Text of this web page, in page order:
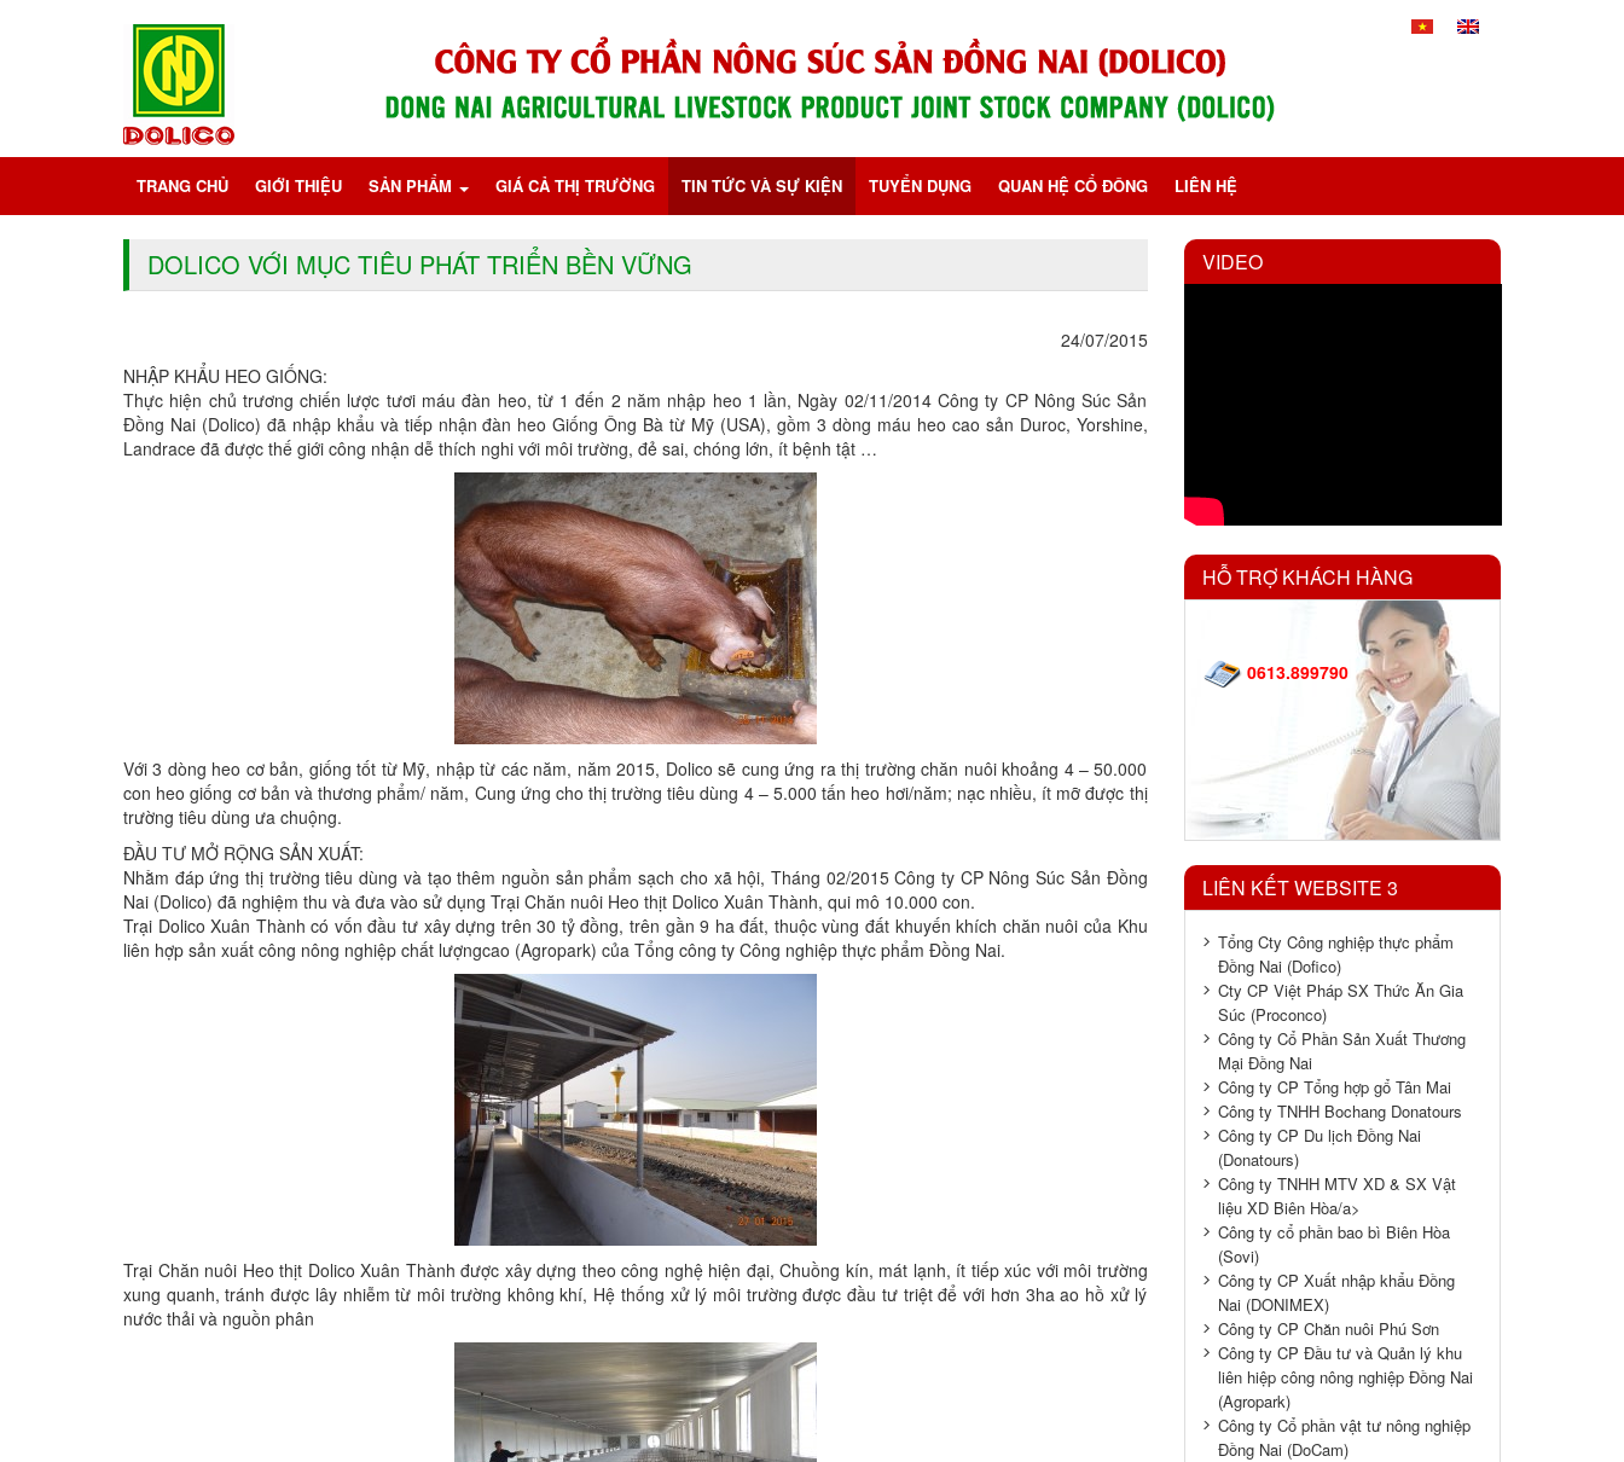
TRANG CHỦ GIỚI THIỆU SẢN PHẨM GIÁ CẢ THỊ TRƯỜNG TIN TỨC VÀ SỰ KIỆN TUYỂN DỤNG QUAN HỆ CỔ ĐÔNG LIÊN HỆ
DOLICO VỚI MỤC TIÊU PHÁT TRIỂN BỀN VỮNG
24/07/2015
NHẬP KHẨU HEO GIỐNG:
Thực hiện chủ trương chiến lược tươi máu đàn heo, từ 1 đến 2 năm nhập heo 1 lần, Ngày 02/11/2014 Công ty CP Nông Súc Sản
Đồng Nai (Dolico) đã nhập khẩu và tiếp nhận đàn heo Giống Ông Bà từ Mỹ (USA), gồm 3 dòng máu heo cao sản Duroc, Yorshine,
Landrace đã được thế giới công nhận dễ thích nghi với môi trường, đẻ sai, chóng lớn, ít bệnh tật …
Với 3 dòng heo cơ bản, giống tốt từ Mỹ, nhập từ các năm, năm 2015, Dolico sẽ cung ứng ra thị trường chăn nuôi khoảng 4 – 50.000
con heo giống cơ bản và thương phẩm/ năm, Cung ứng cho thị trường tiêu dùng 4 – 5.000 tấn heo hơi/năm; nạc nhiều, ít mỡ được thị
trường tiêu dùng ưa chuộng.
ĐẦU TƯ MỞ RỘNG SẢN XUẤT:
Nhằm đáp ứng thị trường tiêu dùng và tạo thêm nguồn sản phẩm sạch cho xã hội, Tháng 02/2015 Công ty CP Nông Súc Sản Đồng
Nai (Dolico) đã nghiệm thu và đưa vào sử dụng Trại Chăn nuôi Heo thịt Dolico Xuân Thành, qui mô 10.000 con.
Trại Dolico Xuân Thành có vốn đầu tư xây dựng trên 30 tỷ đồng, trên gần 9 ha đất, thuộc vùng đất khuyến khích chăn nuôi của Khu
liên hợp sản xuất công nông nghiệp chất lượngcao (Agropark) của Tổng công ty Công nghiệp thực phẩm Đồng Nai.
Trại Chăn nuôi Heo thịt Dolico Xuân Thành được xây dựng theo công nghệ hiện đại, Chuồng kín, mát lạnh, ít tiếp xúc với môi trường
xung quanh, tránh được lây nhiễm từ môi trường không khí, Hệ thống xử lý môi trường được đầu tư triệt để với hơn 3ha ao hồ xử lý
nước thải và nguồn phân
VIDEO
HỖ TRỢ KHÁCH HÀNG
0613.899790
LIÊN KẾT WEBSITE 3
Tổng Cty Công nghiệp thực phẩm
Đồng Nai (Dofico)
Cty CP Việt Pháp SX Thức Ăn Gia
Súc (Proconco)
Công ty Cổ Phần Sản Xuất Thương
Mại Đồng Nai
Công ty CP Tổng hợp gổ Tân Mai
Công ty TNHH Bochang Donatours
Công ty CP Du lịch Đồng Nai
(Donatours)
Công ty TNHH MTV XD & SX Vật
liệu XD Biên Hòa/a>
Công ty cổ phần bao bì Biên Hòa
(Sovi)
Công ty CP Xuất nhập khẩu Đồng
Nai (DONIMEX)
Công ty CP Chăn nuôi Phú Sơn
Công ty CP Đầu tư và Quản lý khu
liên hiệp công nông nghiệp Đồng Nai
(Agropark)
Công ty Cổ phần vật tư nông nghiệp
Đồng Nai (DoCam)